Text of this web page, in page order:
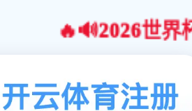
🔥🔊2026世界杯官网